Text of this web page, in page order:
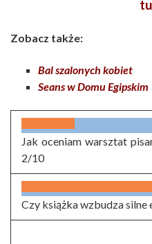
Zobacz także:
Bal szalonych kobiet
Seans w Domu Egipskim
Jak oceniam warsztat
2/10
Czy książka wzbudza silne